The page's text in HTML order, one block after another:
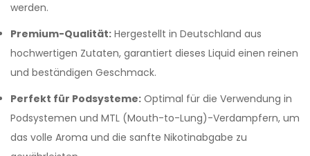
werden.
Premium-Qualität: Hergestellt in Deutschland aus
hochwertigen Zutaten, garantiert dieses Liquid einen reinen
und beständigen Geschmack.
Perfekt für Podsysteme: Optimal für die Verwendung in
Podsystemen und MTL (Mouth-to-Lung)-Verdampfern, um
das volle Aroma und die sanfte Nikotinabgabe zu